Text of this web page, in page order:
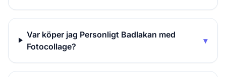
Var köper jag Personligt Badlakan med
Fotocollage?
▾